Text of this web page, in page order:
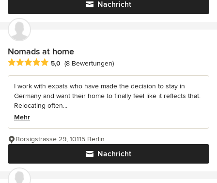
Nachricht
Nomads at home
Durchschnittliche Bewertung: 5 von 5 Sternen
5,0 (8 Bewertungen)
I work with expats who have made the decision to stay in
Germany and want their home to finally feel like it reflects that.
Relocating often...
Mehr
Nachricht
Borsigstrasse 29, 10115 Berlin